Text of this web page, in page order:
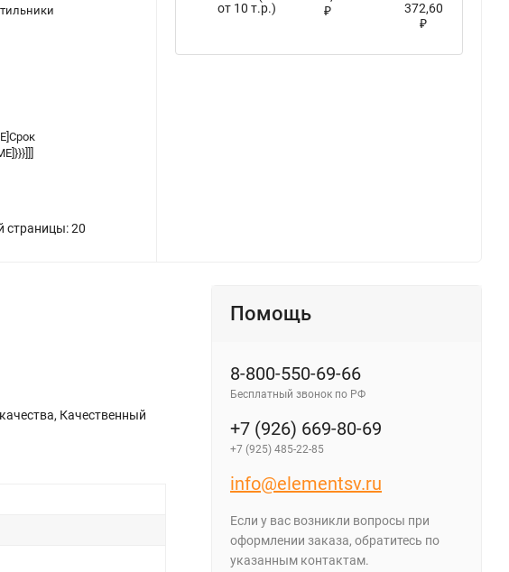
страницы:20
от 10 т.р.)
₽
372,60
₽
Качественный
Помощь
8-800-550-69-66
Бесплатный звонок по РФ
+7 (926) 669-80-69
+7 (925) 485-22-85
info@elementsv.ru
Если у вас возникли вопросы при
оформлении заказа, обратитесь по
указанным контактам.